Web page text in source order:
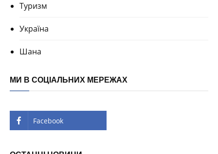
Туризм
Україна
Шана
МИ В СОЦІАЛЬНИХ МЕРЕЖАХ
Facebook